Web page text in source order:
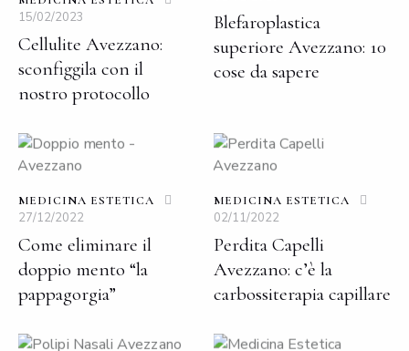
15/02/2023
Cellulite Avezzano:
sconfiggila con il
nostro protocollo
Blefaroplastica
superiore Avezzano: 10
cose da sapere
MEDICINA ESTETICA
27/12/2022
Come eliminare il
doppio mento “la
pappagorgia”
MEDICINA ESTETICA
02/11/2022
Perdita Capelli
Avezzano: c’è la
carbossiterapia capillare